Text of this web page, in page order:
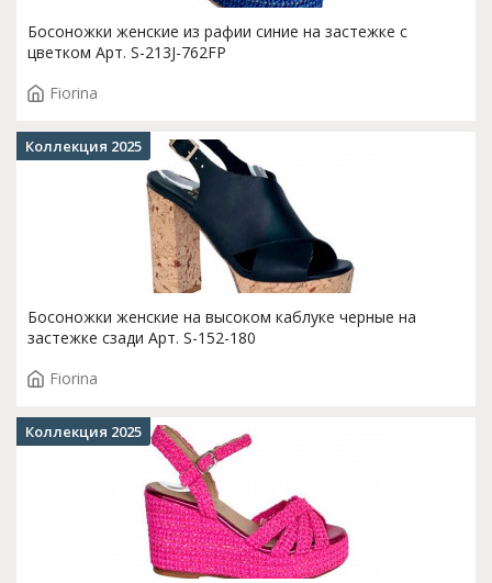
Босоножки женские из рафии синие на застежке с
цветком Арт. S-213J-762FP
Fiorina
Босоножки женские на высоком каблуке черные на
застежке сзади Арт. S-152-180
Fiorina
Коллекция 2025
Коллекция 2025